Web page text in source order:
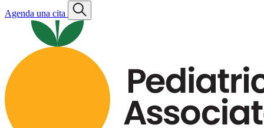
Agenda una cita